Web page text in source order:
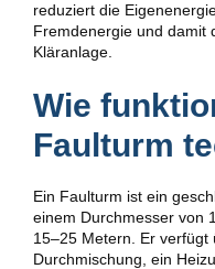
reduziert die
Fremdenergie und damit
Kläranlage.
Wie
Faulturm
Ein Faulturm ist ein
einem Durchmesser von
15–25 Metern. Er verfügt
Durchmischung, ein